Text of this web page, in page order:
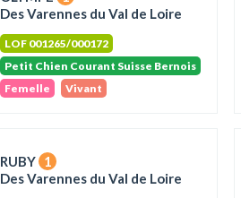
Des Varennes du Val de Loire
LOF 001265/000172
Petit Chien Courant Suisse Bernois
Femelle
Vivant
RUBY 1
Des Varennes du Val de Loire